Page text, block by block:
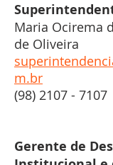
Maria Ocirema
de Oliveira
m.br
(98) 2107 - 7107
Gerente de